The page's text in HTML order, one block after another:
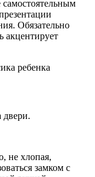
самостоятельным
Обязательно
акцентирует
ребенка
двери.
не хлопая,
замком с